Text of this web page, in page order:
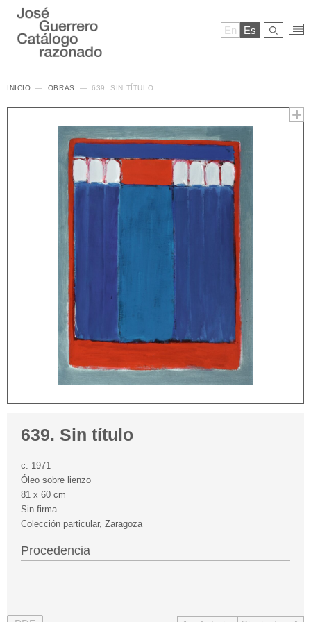
En Es
INICIO OBRAS 639. SIN TÍTULO
639. Sin título
c. 1971
Óleo sobre lienzo
81 x 60 cm
Sin firma.
Colección particular, Zaragoza
Procedencia